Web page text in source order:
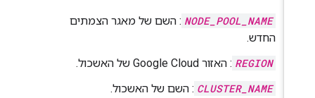
NODE_POOL_NAME : השם של מאגר הצמתים
החדש.
REGION : האזור Google Cloud של האשכול.
CLUSTER_NAME : השם של האשכול.